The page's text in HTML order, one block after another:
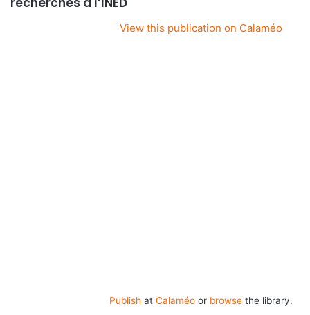
View this publication on Calaméo
Publish at Calaméoor browsethe library.